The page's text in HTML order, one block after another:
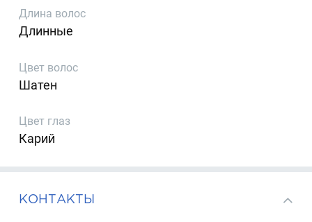
Длина волос
Длинные
Цвет волос
Шатен
Цвет глаз
Карий
КОНТАКТЫ